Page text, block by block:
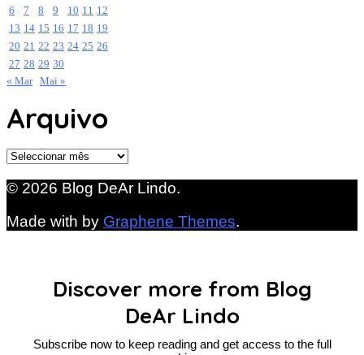
6
7 8 9 10 11 12
13 14 15 16 17 18 19
20 21 22 23 24 25 26
27 28 29 30
« Mar Mai »
Arquivo
Arquivo
© 2026 Blog DeAr Lindo.
Made with by Graphene Themes.
Discover more from Blog
DeAr Lindo
Subscribe now to keep reading and get access to the full